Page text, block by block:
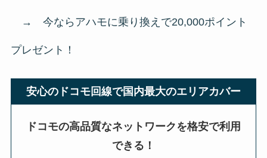
→ 今ならアハモに乗り換えで20,000ポイント
プレゼント！
安心のドコモ回線で国内最大のエリアカバー
ドコモの高品質なネットワークを格安で利用
できる！